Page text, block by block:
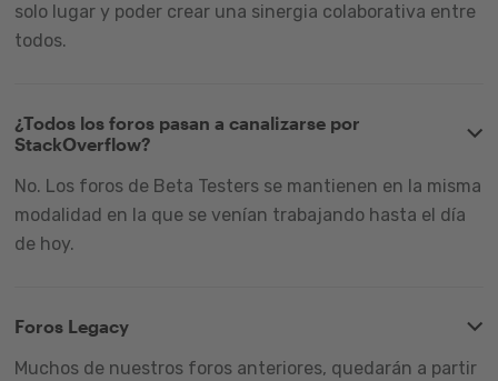
solo lugar y poder crear una sinergia colaborativa entre
todos.
¿Todos los foros pasan a canalizarse por
StackOverflow?
No. Los foros de Beta Testers se mantienen en la misma
modalidad en la que se venían trabajando hasta el día
de hoy.
Foros Legacy
Muchos de nuestros foros anteriores, quedarán a partir